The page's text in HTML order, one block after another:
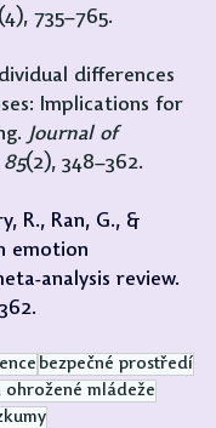
735–765.
differences
Implications for
Journal of
85(2), 348–362.
R., Ran, G., &
emotion
analysis review.
bezpečné prostředí
ohrožené mládeže